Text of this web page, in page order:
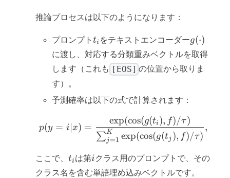
推論プロセスは以下のようになります：
プロンプトt_i
ti をテキストエンコーダーg(\cdot)
g(⋅)
に渡し、対応する分類重みベクトルを取得
します（これも [EOS] の位置から取りま
す）。
予測確率は以下の式で計算されます：
p(y = i|x) =
p(y = i x) =
∑j=1
K exp(cos(g(tj ), f)/τ)
exp(cos(g(ti ), f)/τ)
,
ここで、t_i
ti は第i
iクラス用のプロンプトで、その
クラス名を含む単語埋め込みベクトルです。